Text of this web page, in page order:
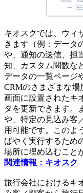
キオスクでは、ウィ
きます（例：データ
や、通知の送信、担
知、カスタム関数な
データの一覧ページ
CRMのさまざまな場
画面に設置されたキ
タを更新できます。
や、特定の見込み客
用可能です。このよ
ばやく実行するため
場所に埋め込むこと
関連情報：キオスク
旅行会社におけるキ